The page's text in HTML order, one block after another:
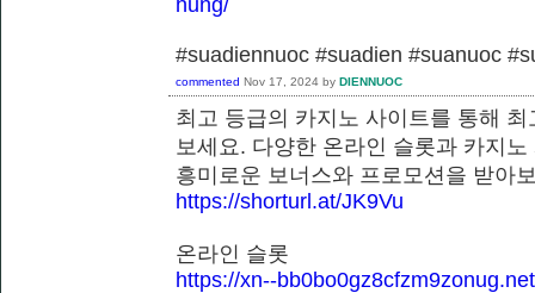
#suadiennuoc #suadien #suanuoc
commented Nov 17, 2024 by DIENNUOC
최고 등급의 카지노 사이트를 통해
보세요. 다양한 온라인 슬롯과 카지
흥미로운 보너스와 프로모션을
https://shorturl.at/JK9Vu
온라인 슬롯
https://xn--bb0bo0gz8cfzm9zonug.net